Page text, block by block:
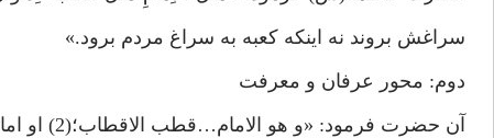
سراغش بروند نه اينكه كعبه به سراغ مردم برود.»
دوم: محور عرفان و معرفت‏
آن حضرت فرمود: «و هو الامام…قطب الاقطاب؛(2) او امام است…و مركز توجّه همه عارفان(و خداپرستان) مى‏باشد.»